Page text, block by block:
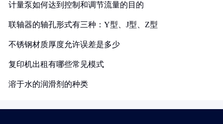
计量泵如何达到控制和调节流量的目的
联轴器的轴孔形式有三种：Y型、J型、Z型
不锈钢材质厚度允许误差是多少
复印机出租有哪些常见模式
溶于水的润滑剂的种类